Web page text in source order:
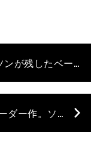
【追悼】️アンソニー・ジャクソンが残したベース名演10曲【前篇】
ピノ・パラディーノが語る最新リーダー作。ソロを弾かないインスト・アルバム、その真意とは？【後篇】